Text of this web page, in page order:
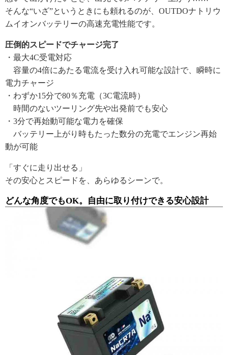
そんな“いざ”というときにも頼れるのが、OUTDOナトリウ
ムイオンバッテリーの高速充電性能です。
圧倒的スピードでチャージ完了
・最大4C受電対応
容量の4倍にあたる電流を受け入れ可能な設計で、瞬時に
電力チャージ
・わずか15分で80％充電（3C電流時）
時間のないツーリング先や出発前でも安心
・3分で再始動可能な電力を確保
バッテリー上がり時もたった数分の充電でエンジン再始
動が可能
「すぐに走り出せる」
その安心とスピードを、あらゆるシーンで。
どんな角度でもOK。自由に取り付けできる安心設計